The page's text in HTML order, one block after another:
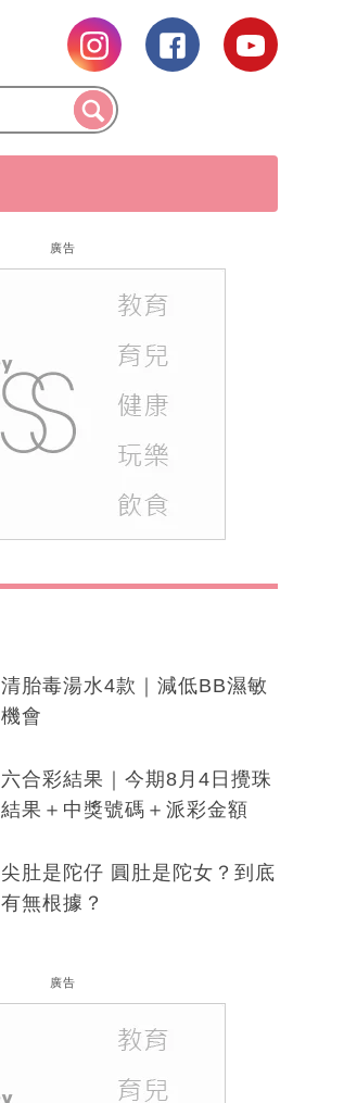
廣告
清胎毒湯水4款｜減低BB濕敏
機會
六合彩結果｜今期8月4日攪珠
結果＋中獎號碼＋派彩金額
尖肚是陀仔 圓肚是陀女？到底
有無根據？
廣告